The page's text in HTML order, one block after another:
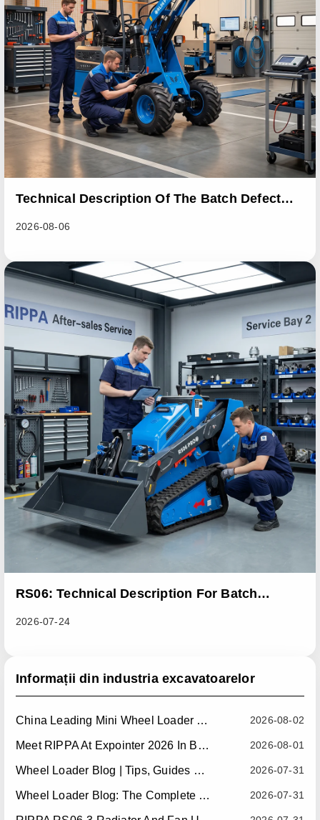
Technical Description Of The Batch Defect
2026-08-06
RS06: Technical Description For Batch
2026-07-24
Informații din industria excavatoarelor
2026-08-02
China Leading Mini Wheel Loader Supplier: Reliable Compact Wheel Loaders For Global Markets
2026-08-01
Meet RIPPA At Expointer 2026 In Brazil
2026-07-31
Wheel Loader Blog | Tips, Guides & Attachments
2026-07-31
Wheel Loader Blog: The Complete Guide To Wheel Loaders For Construction, Agriculture, And Material Handling